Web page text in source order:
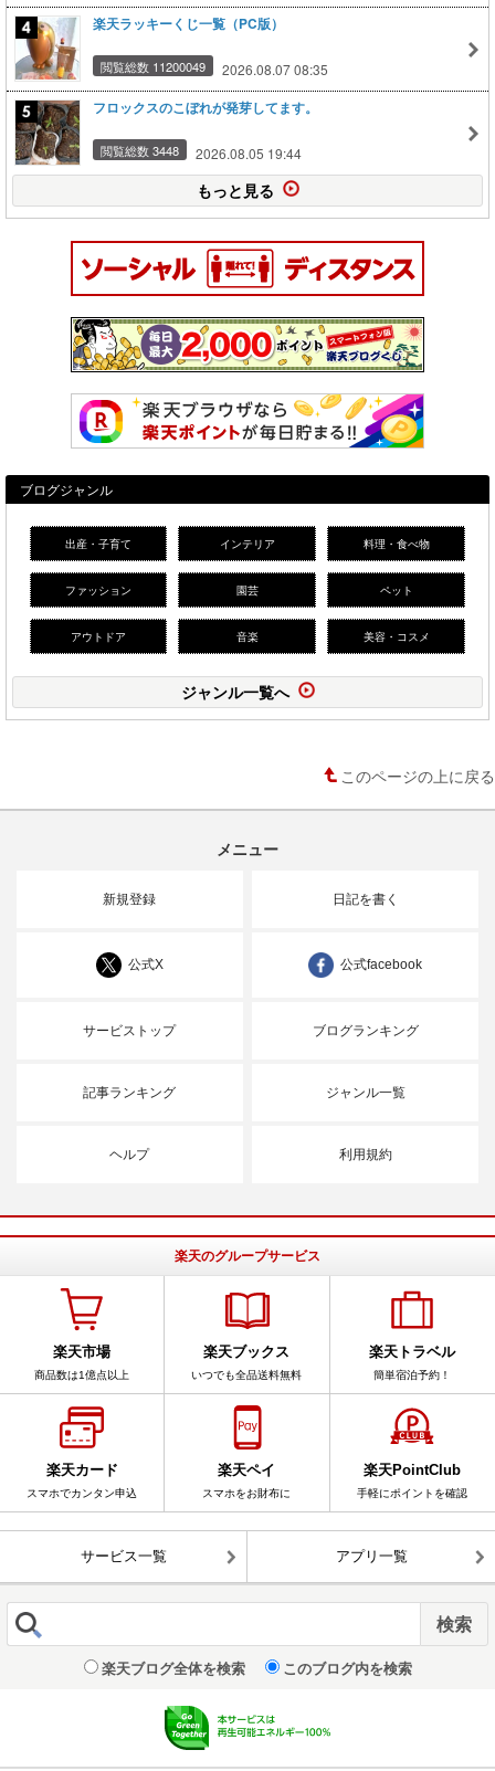
楽天ラッキーくじ一覧（PC版）
閲覧総数 11200049 2026.08.07 08:35
フロックスのこぼれが発芽してます。
閲覧総数 3448 2026.08.05 19:44
もっと見る
ブログジャンル
出産・子育て インテリア 料理・食べ物
ファッション 園芸 ペット
アウトドア 音楽 美容・コスメ
ジャンル一覧へ
このページの上に戻る
メニュー
新規登録 日記を書く
公式X 公式facebook
サービストップ ブログランキング
記事ランキング ジャンル一覧
ヘルプ 利用規約
楽天のグループサービス
楽天市場
商品数は1億点以上
楽天ブックス
いつでも全品送料無料
楽天トラベル
簡単宿泊予約！
楽天カード
スマホでカンタン申込
楽天ペイ
スマホをお財布に
楽天PointClub
手軽にポイントを確認
サービス一覧 アプリ一覧
楽天ブログ全体を検索 このブログ内を検索